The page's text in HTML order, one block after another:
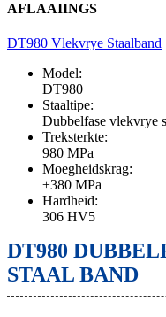
AFLAAIINGS
DT980 Vlekvrye Staalband
Model:
DT980
Staaltipe:
Dubbelfase vlekvrye
Treksterkte:
980 MPa
Moegheidskrag:
±380 MPa
Hardheid:
306 HV5
DT980
STAAL BAND